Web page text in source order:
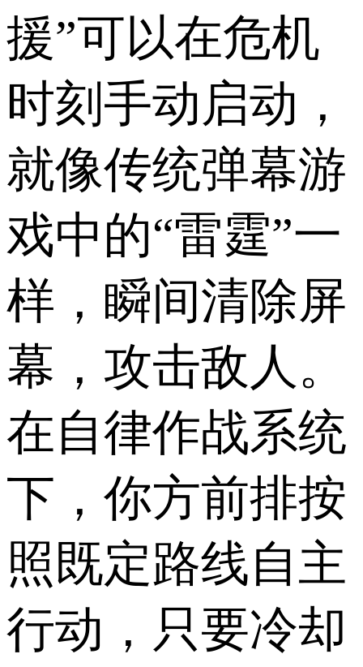
援”可以在危机
时刻手动启动，
就像传统弹幕游
戏中的“雷霆”一
样，瞬间清除屏
幕，攻击敌人。
在自律作战系统
下，你方前排按
照既定路线自主
行动，只要冷却